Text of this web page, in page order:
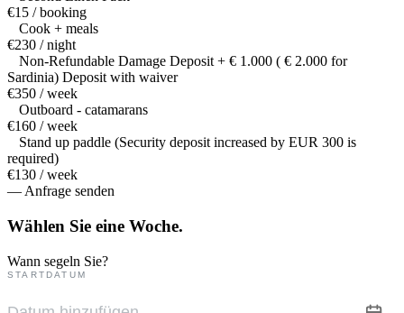
€15 / booking
Cook + meals
€230 / night
Non-Refundable Damage Deposit + € 1.000 ( € 2.000 for
Sardinia) Deposit with waiver
€350 / week
Outboard - catamarans
€160 / week
Stand up paddle (Security deposit increased by EUR 300 is
required)
€130 / week
— Anfrage senden
Wählen Sie eine Woche.
Wann segeln Sie?
STARTDATUM